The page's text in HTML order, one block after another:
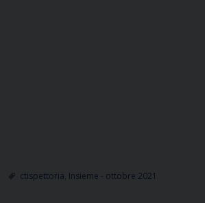
ctispettoria Insieme - ottobre 2021